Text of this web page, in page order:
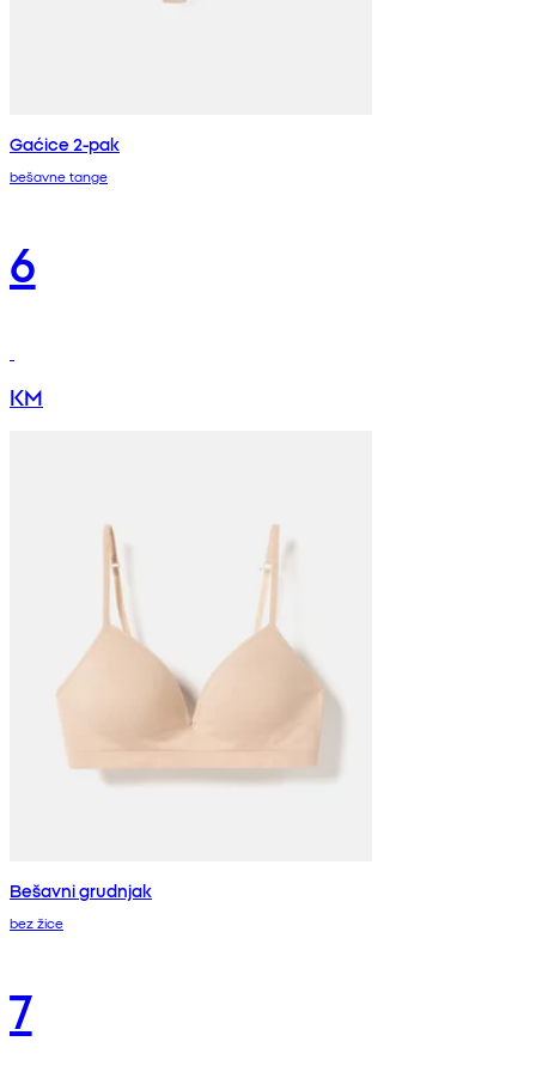
Gaćice 2-pak
bešavne tange
6
KM
Bešavni grudnjak
bez žice
7